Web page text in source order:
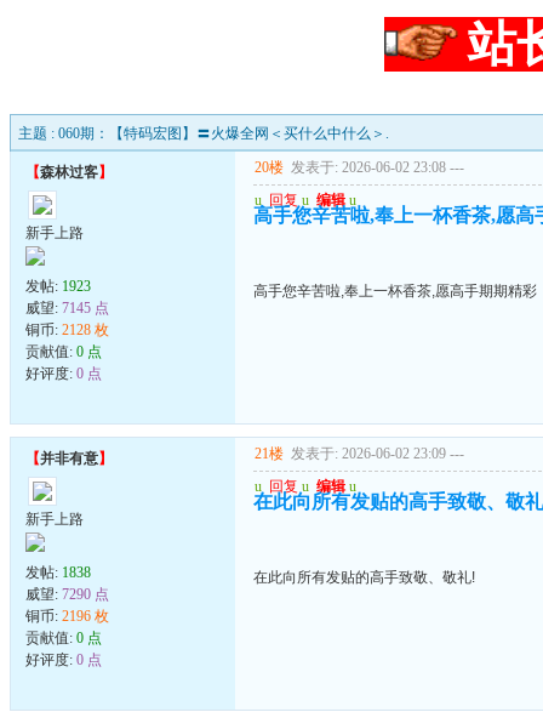
站
主题 : 060期：【特码宏图】〓火爆全网＜买什么中什么＞.
【森林过客】
新手上路
发帖: 1923
威望: 7145 点
铜币: 2128 枚
贡献值: 0 点
好评度: 0 点
20楼 发表于: 2026-06-02 23:08 ---
u 回复 u 编辑 u
高手您辛苦啦,奉上一杯香茶,愿高
高手您辛苦啦,奉上一杯香茶,愿高手期期精彩
【并非有意】
新手上路
发帖: 1838
威望: 7290 点
铜币: 2196 枚
贡献值: 0 点
好评度: 0 点
21楼 发表于: 2026-06-02 23:09 ---
u 回复 u 编辑 u
在此向所有发贴的高手致敬、敬
在此向所有发贴的高手致敬、敬礼!